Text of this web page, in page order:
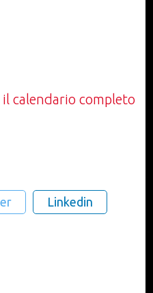
il calendario completo
Linkedin